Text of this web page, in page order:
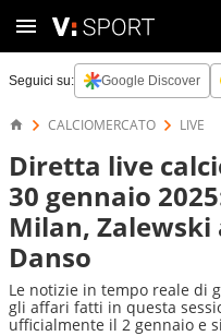
Seguici su: Google Discover
CALCIOMERCATO LIVE
Diretta live
30 gennaio
Milan, Zalewski
Danso
Le notizie in tempo reale di
gli affari fatti in questa
ufficialmente il 2 gennaio e